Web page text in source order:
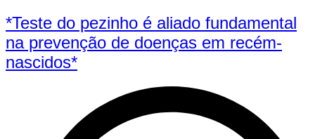
*Teste do pezinho é aliado fundamental
na prevenção de doenças em recém-
nascidos*